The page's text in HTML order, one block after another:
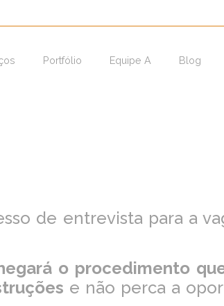
Portfólio Equipe A Blog
de entrevista para a
o procedimento
e não perca a